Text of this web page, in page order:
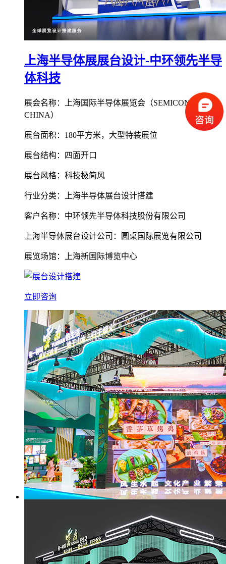
上海半导体展展台设计-中环领先半导
体科技
展会名称：上海国际半导体展览会（SEMICON
CHINA）
展台面积：180平方米，大型特装展位
展台结构：四面开口
展台风格：科技极简风
行业分类：上海半导体展台设计搭建
客户名称：中环领先半导体科技股份有限公司
上海半导体展台设计公司：圆桌国际展览有限公司
展览场馆：上海新国际博览中心
立即咨询